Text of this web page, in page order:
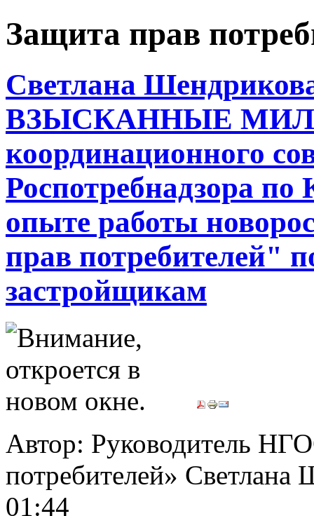
Защита прав
Светлана
ВЗЫСКАННЫЕ
координационного
Роспотребнадзора
опыте работы
прав потребителей"
застройщикам
Автор: Руководитель
потребителей»
01:44